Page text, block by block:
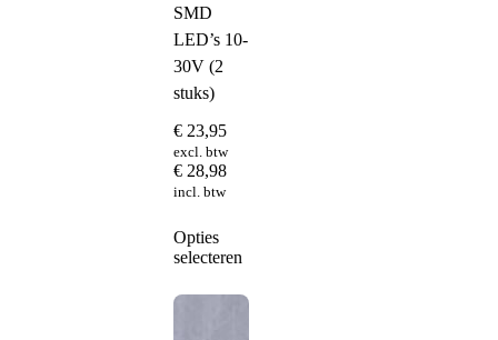
SMD
LED’s 10-
30V (2
stuks)
€ 23,95
excl. btw
€ 28,98
incl. btw
Opties
selecteren
meerdere